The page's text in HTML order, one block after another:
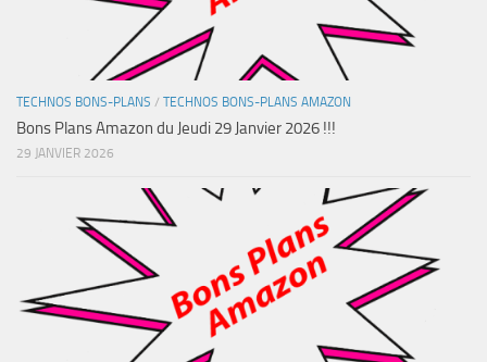
TECHNOS BONS-PLANS / TECHNOS BONS-PLANS AMAZON
Bons Plans Amazon du Jeudi 29 Janvier 2026 !!!
29 JANVIER 2026